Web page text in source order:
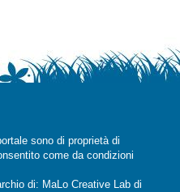
sono di proprietà di
come da condizioni
di: MaLo Creative Lab di